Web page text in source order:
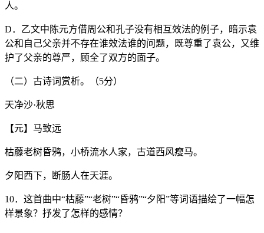
人。
D．乙文中陈元方借周公和孔子没有相互效法的例子，暗示袁
公和自己父亲并不存在谁效法谁的问题，既尊重了袁公，又维
护了父亲的尊严，顾全了双方的面子。
（二）古诗词赏析。（5分）
天净沙·秋思
【元】马致远
枯藤老树昏鸦，小桥流水人家，古道西风瘦马。
夕阳西下，断肠人在天涯。
10．这首曲中“枯藤”“老树”“昏鸦”“夕阳”等词语描绘了一幅怎
样景象？抒发了怎样的感情？